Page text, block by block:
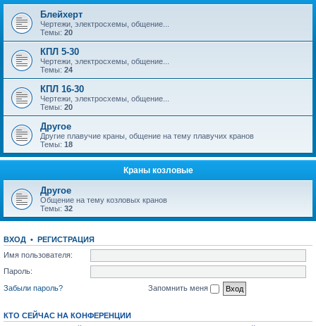
Блейхерт
Чертежи, электросхемы, общение...
Темы: 20
КПЛ 5-30
Чертежи, электросхемы, общение...
Темы: 24
КПЛ 16-30
Чертежи, электросхемы, общение...
Темы: 20
Другое
Другие плавучие краны, общение на тему плавучих кранов
Темы: 18
Краны козловые
Другое
Общение на тему козловых кранов
Темы: 32
ВХОД • РЕГИСТРАЦИЯ
Имя пользователя:
Пароль:
Забыли пароль?
Запомнить меня
КТО СЕЙЧАС НА КОНФЕРЕНЦИИ